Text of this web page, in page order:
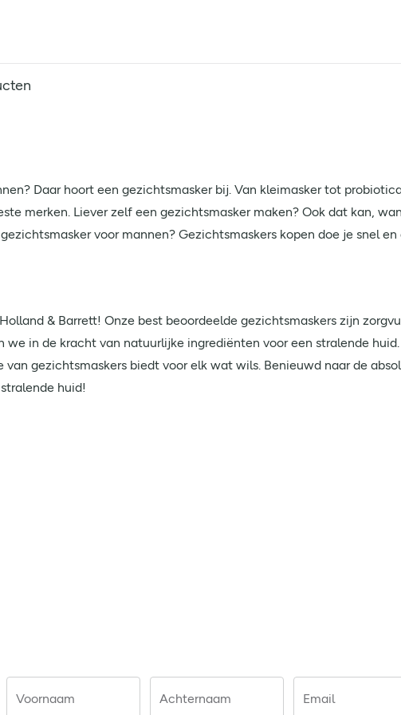
Daar hoort een gezichtsmasker bij. Van kleimasker tot
merken. Liever zelf een gezichtsmasker maken? Ook dat kan,
voor mannen? Gezichtsmaskers kopen doe je snel
& Barrett! Onze best beoordeelde gezichtsmaskers zijn
in de kracht van natuurlijke ingrediënten voor een stralende
gezichtsmaskers biedt voor elk wat wils. Benieuwd naar de
huid!
Voornaam Achternaam Email